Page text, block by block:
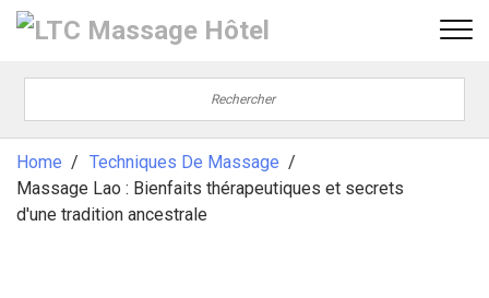
Home
Techniques De Massage
Massage Lao : Bienfaits thérapeutiques et secrets
d'une tradition ancestrale